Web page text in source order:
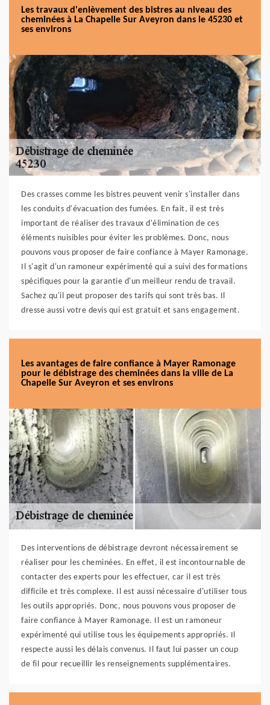
Les travaux d'enlèvement des bistres au niveau des
cheminées à La Chapelle Sur Aveyron dans le 45230 et
ses environs
Des crasses comme les bistres peuvent venir s'installer dans
les conduits d'évacuation des fumées. En fait, il est très
important de réaliser des travaux d'élimination de ces
éléments nuisibles pour éviter les problèmes. Donc, nous
pouvons vous proposer de faire confiance à Mayer Ramonage.
Il s'agit d'un ramoneur expérimenté qui a suivi des formations
spécifiques pour la garantie d'un meilleur rendu de travail.
Sachez qu'il peut proposer des tarifs qui sont très bas. Il
dresse aussi votre devis qui est gratuit et sans engagement.
Les avantages de faire confiance à Mayer Ramonage
pour le débistrage des cheminées dans la ville de La
Chapelle Sur Aveyron et ses environs
Des interventions de débistrage devront nécessairement se
réaliser pour les cheminées. En effet, il est incontournable de
contacter des experts pour les effectuer, car il est très
difficile et très complexe. Il est aussi nécessaire d'utiliser tous
les outils appropriés. Donc, nous pouvons vous proposer de
faire confiance à Mayer Ramonage. Il est un ramoneur
expérimenté qui utilise tous les équipements appropriés. Il
respecte aussi les délais convenus. Il faut lui passer un coup
de fil pour recueillir les renseignements supplémentaires.